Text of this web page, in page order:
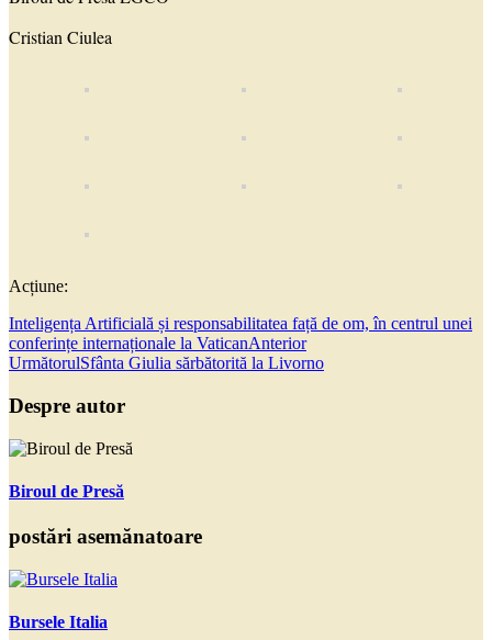
Cristian Ciulea
Acțiune:
Inteligența Artificială și responsabilitatea față de om, în centrul unei
conferințe internaționale la VaticanAnterior
UrmătorulSfânta Giulia sărbătorită la Livorno
Despre autor
Biroul de Presă
postări asemănatoare
Bursele Italia